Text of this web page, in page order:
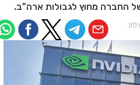
החברה מחוץ לגבולות ארה"ב.